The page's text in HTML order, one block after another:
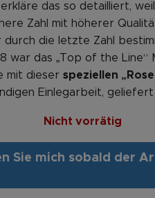
das so detailliert,
Zahl mit höherer
die letzte Zahl
war das „Top of the Line“
mit dieser speziellen
Einlegarbeit, geliefert
Nicht vorrätig
Sie mich sobald der